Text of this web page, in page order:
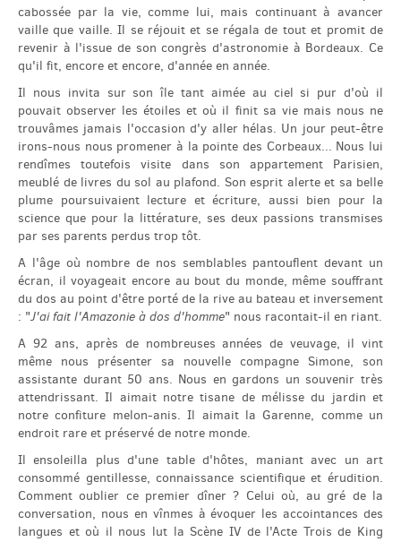
cabossée par la vie, comme lui, mais continuant à avancer
vaille que vaille. Il se réjouit et se régala de tout et promit de
revenir à l'issue de son congrès d'astronomie à Bordeaux. Ce
qu'il fit, encore et encore, d'année en année.
Il nous invita sur son île tant aimée au ciel si pur d'où il
pouvait observer les étoiles et où il finit sa vie mais nous ne
trouvâmes jamais l'occasion d'y aller hélas. Un jour peut-être
irons-nous nous promener à la pointe des Corbeaux... Nous lui
rendîmes toutefois visite dans son appartement Parisien,
meublé de livres du sol au plafond. Son esprit alerte et sa belle
plume poursuivaient lecture et écriture, aussi bien pour la
science que pour la littérature, ses deux passions transmises
par ses parents perdus trop tôt.
A l'âge où nombre de nos semblables pantouflent devant un
écran, il voyageait encore au bout du monde, même souffrant
du dos au point d'être porté de la rive au bateau et inversement
: "J'ai fait l'Amazonie à dos d'homme" nous racontait-il en riant.
A 92 ans, après de nombreuses années de veuvage, il vint
même nous présenter sa nouvelle compagne Simone, son
assistante durant 50 ans. Nous en gardons un souvenir très
attendrissant. Il aimait notre tisane de mélisse du jardin et
notre confiture melon-anis. Il aimait la Garenne, comme un
endroit rare et préservé de notre monde.
Il ensoleilla plus d'une table d'hôtes, maniant avec un art
consommé gentillesse, connaissance scientifique et érudition.
Comment oublier ce premier dîner ? Celui où, au gré de la
conversation, nous en vînmes à évoquer les accointances des
langues et où il nous lut la Scène IV de l'Acte Trois de King